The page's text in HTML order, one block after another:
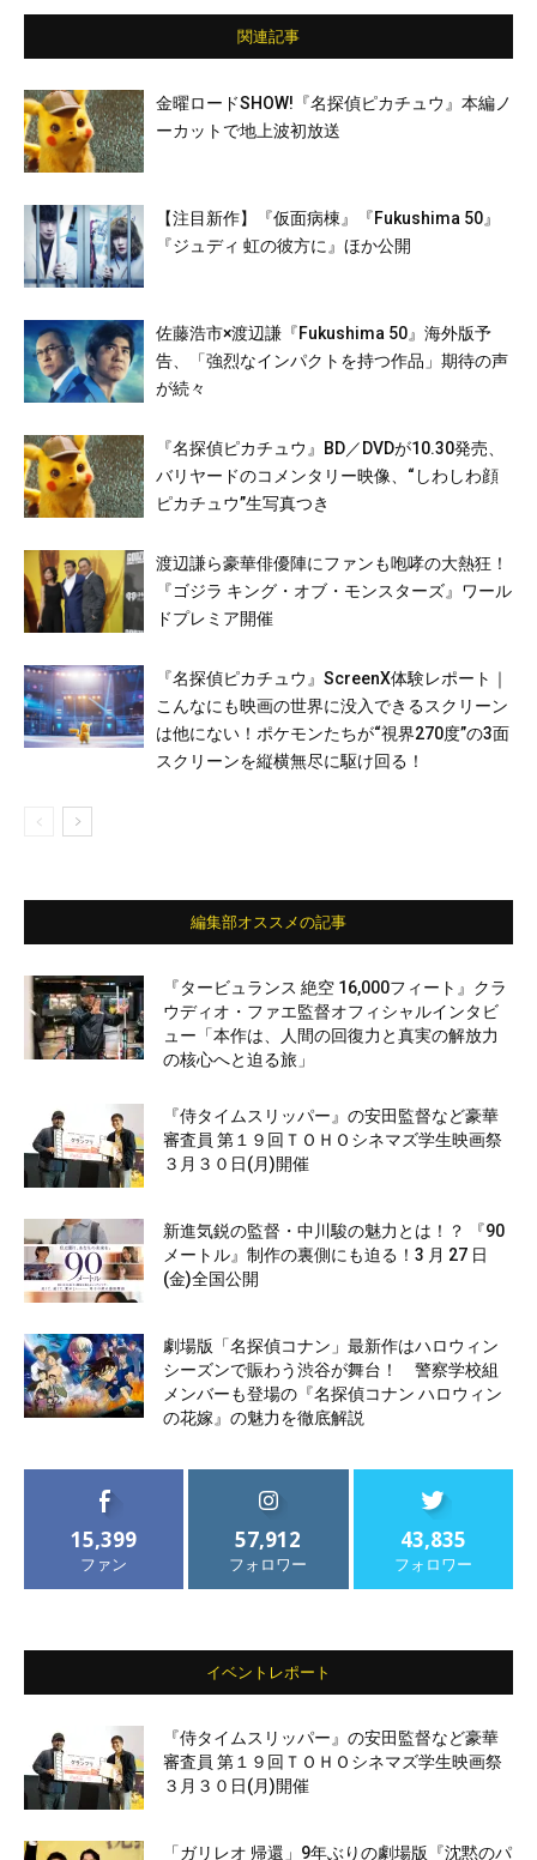
関連記事
金曜ロードSHOW!『名探偵ピカチュウ』本編ノ
ーカットで地上波初放送
【注目新作】『仮面病棟』『Fukushima 50』
『ジュディ 虹の彼方に』ほか公開
佐藤浩市×渡辺謙『Fukushima 50』海外版予
告、「強烈なインパクトを持つ作品」期待の声
が続々
『名探偵ピカチュウ』BD／DVDが10.30発売、
バリヤードのコメンタリー映像、“しわしわ顔
ピカチュウ”生写真つき
渡辺謙ら豪華俳優陣にファンも咆哮の大熱狂！
『ゴジラ キング・オブ・モンスターズ』ワール
ドプレミア開催
『名探偵ピカチュウ』ScreenX体験レポート｜
こんなにも映画の世界に没入できるスクリーン
は他にない！ポケモンたちが“視界270度”の3面
スクリーンを縦横無尽に駆け回る！
編集部オススメの記事
『タービュランス 絶空 16,000フィート』クラ
ウディオ・ファエ監督オフィシャルインタビ
ュー「本作は、人間の回復力と真実の解放力
の核心へと迫る旅」
『侍タイムスリッパー』の安田監督など豪華
審査員 第１９回ＴＯＨＯシネマズ学生映画祭
３月３０日(月)開催
新進気鋭の監督・中川駿の魅力とは！？ 『90
メートル』制作の裏側にも迫る！3 月 27 日
(金)全国公開
劇場版「名探偵コナン」最新作はハロウィン
シーズンで賑わう渋谷が舞台！ 警察学校組
メンバーも登場の『名探偵コナン ハロウィン
の花嫁』の魅力を徹底解説
15,399
ファン
57,912
フォロワー
43,835
フォロワー
イベントレポート
『侍タイムスリッパー』の安田監督など豪華
審査員 第１９回ＴＯＨＯシネマズ学生映画祭
３月３０日(月)開催
「ガリレオ 帰還」9年ぶりの劇場版『沈黙のパ